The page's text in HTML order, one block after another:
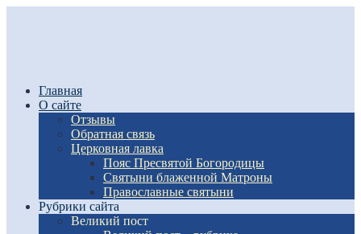
Главная
О сайте
Отзывы
Обратная связь
Церковная лавка
Пояс Пресвятой Богородицы
Святыни блаженной Матроны
Православные святыни
Рубрики сайта
Великий пост